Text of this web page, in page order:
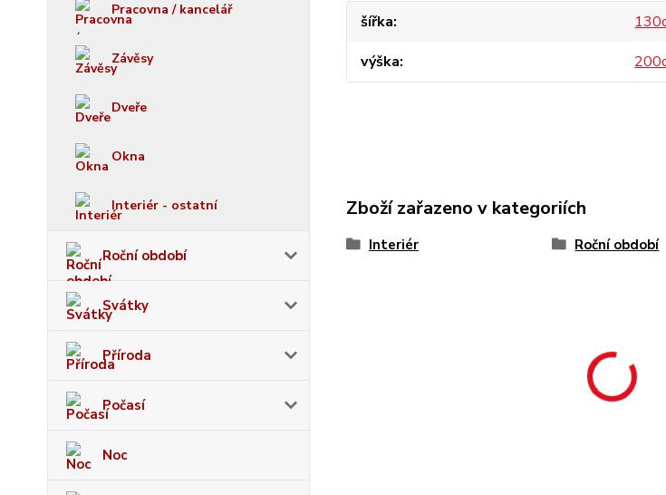
Pracovna / kancelář
Závěsy
Dveře
Okna
Interiér - ostatní
Roční období
Svátky
Příroda
Počasí
Noc
šířka
výška
Zboží zařazeno v kategoriích
Interiér Roční období